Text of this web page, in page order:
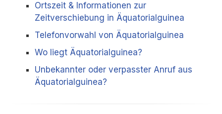
Ortszeit & Informationen zur
Zeitverschiebung in Äquatorialguinea
Telefonvorwahl von Äquatorialguinea
Wo liegt Äquatorialguinea?
Unbekannter oder verpasster Anruf aus
Äquatorialguinea?